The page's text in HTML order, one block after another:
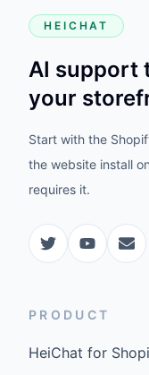
HEICHAT
AI support
your
Start with the
the website install
requires it.
PRODUCT
HeiChat for